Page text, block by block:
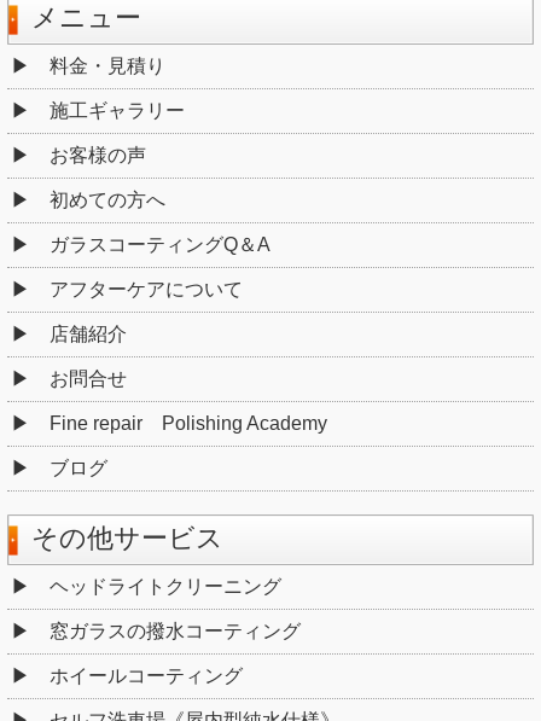
メニュー
料金・見積り
施工ギャラリー
お客様の声
初めての方へ
ガラスコーティングQ＆A
アフターケアについて
店舗紹介
お問合せ
Fine repair Polishing Academy
ブログ
その他サービス
ヘッドライトクリーニング
窓ガラスの撥水コーティング
ホイールコーティング